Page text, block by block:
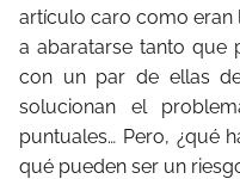
artículo caro como eran
a abaratarse tanto que
con un par de ellas
solucionan el
puntuales… Pero, ¿qué
qué pueden ser un